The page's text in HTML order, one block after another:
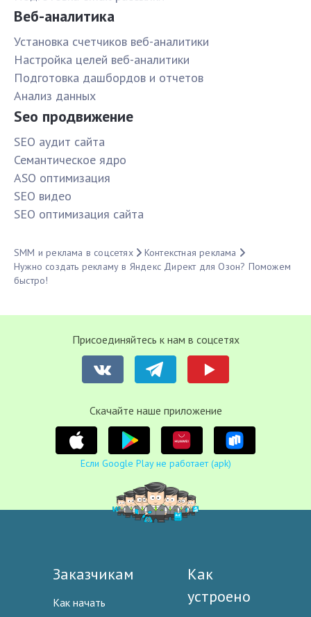
Веб-аналитика
Установка счетчиков веб-аналитики
Настройка целей веб-аналитики
Подготовка дашбордов и отчетов
Анализ данных
Seo продвижение
SЕО аудит сайта
Семантическое ядро
ASO оптимизация
SЕО видео
SЕО оптимизация сайта
SMM и реклама в соцсетях
Контекстная реклама
Нужно создать рекламу в Яндекс Директ для Озон? Поможем
быстро!
Присоединяйтесь к нам в соцсетях
Cкачайте наше приложение
Если Google Play не работает (apk)
Заказчикам
Как начать
Как
устроено